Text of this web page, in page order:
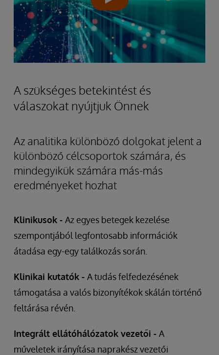
A szükséges betekintést és
válaszokat nyújtjuk Önnek
Az analitika különböző dolgokat jelent a
különböző célcsoportok számára, és
mindegyikük számára más-más
eredményeket hozhat
Klinikusok - Az egyes betegek kezelése
szempontjából legfontosabb információk
átadása egy-egy találkozás során.
Klinikai kutatók - A tudás felfedezésének
támogatása a valós bizonyítékok skálán történő
feltárása révén.
Integrált ellátóhálózatok vezetői - A
műveletek irányítása naprakész vezetői